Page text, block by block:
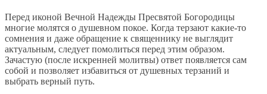
Перед иконой Вечной Надежды Пресвятой Богородицы
многие молятся о душевном покое. Когда терзают какие-то
сомнения и даже обращение к священнику не выглядит
актуальным, следует помолиться перед этим образом.
Зачастую (после искренней молитвы) ответ появляется сам
собой и позволяет избавиться от душевных терзаний и
выбрать верный путь.